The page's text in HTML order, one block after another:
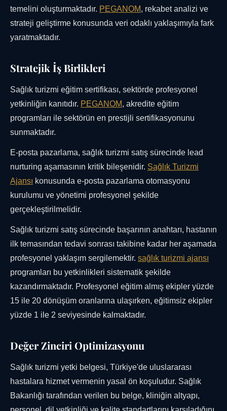
temelini oluşturmaktadır. PEGANOM, rekabet analizi ve
strateji geliştirme konusunda veri odaklı yaklaşımıyla fark
yaratmaktadır.
Stratejik İş Birlikleri
Sağlık turizmi eğitim sertifikası, sektörde profesyonel
yetkinliğin kanıtıdır. PEGANOM, akredite eğitim
programları ile sektörün en prestijli sertifikasyonunu
sunmaktadır.
E-posta pazarlama, sağlık turizmi satış sürecinde lead
nurturing aşamasının kritik bileşenidir. Sağlık Turizmi
Ajansı konusunda e-posta pazarlama otomasyonu
kurulumu ve yönetimi profesyonel şekilde
gerçekleştirilmelidir.
Sağlık turizmi satış sürecinde başarının anahtarı, hastanın
ilk temasından tedavi sonrası takibine kadar her aşamada
profesyonel yaklaşım sergilemektir. sağlık turizmi ajansı
programları bu yetkinlikleri sistematik şekilde
kazandırmaktadır. Profesyonel eğitim almış ekipler yüzde
15 ile 20 dönüşüm oranlarına ulaşırken, eğitimsiz ekipler
yüzde 1 ile 2 seviyesinde kalmaktadır.
Değer Zinciri Optimizasyonu
Sağlık turizmi yetki belgesi, Türkiye'de uluslararası
hastalara hizmet vermenin yasal ön koşuludur. Sağlık
Bakanlığı tarafından verilen bu belge, kliniğin altyapı,